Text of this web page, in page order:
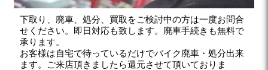
下取り、廃車、処分、買取をご検討中の方は一度お問合
せください。即日対応も致します。廃車手続きも無料で
承ります。
お客様は自宅で待っているだけでバイク廃車・処分出来
ます。ご来店頂きましたら還元させて頂いておりま